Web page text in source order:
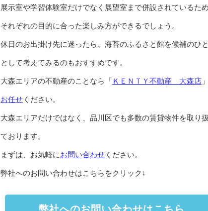
展示室や学習体験室だけでなく展望室まで併設されているた
それぞれの目的に合った楽しみ方ができるでしょう。
休日のお出掛け先に迷ったら、海苔のふるさと館を候補のひ
として考えてみるのもおすすめです。
大森エリアの不動産のことなら「 ＫＥＮＴＹ不動産 大森店
お任せ ください。
大森エリアだけではなく、品川区でも多数の賃貸物件を取り
ております。
まずは、お気軽にお問い合わせ ください。
弊社へのお問い合わせはこちらをクリック↓